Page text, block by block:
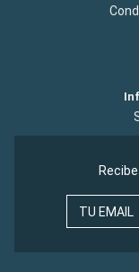
TU EMAIL